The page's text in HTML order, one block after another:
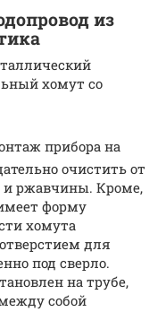
из
хомут со
прибора на
очистить от
и ржавчины. Кроме,
форму
хомута
для
под сверло.
на трубе,
собой